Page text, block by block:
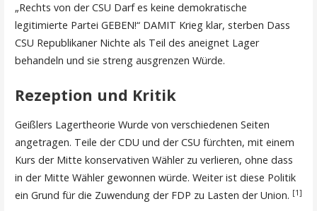
„Rechts von der CSU Darf es keine demokratische
legitimierte Partei GEBEN!“ DAMIT Krieg klar, sterben Dass
CSU Republikaner Nichte als Teil des aneignet Lager
behandeln und sie streng ausgrenzen Würde.
Rezeption und Kritik
Geißlers Lagertheorie Wurde von verschiedenen Seiten
angetragen. Teile der CDU und der CSU fürchten, mit einem
Kurs der Mitte konservativen Wähler zu verlieren, ohne dass
in der Mitte Wähler gewonnen würde. Weiter ist diese Politik
ein Grund für die Zuwendung der FDP zu Lasten der Union. [1]